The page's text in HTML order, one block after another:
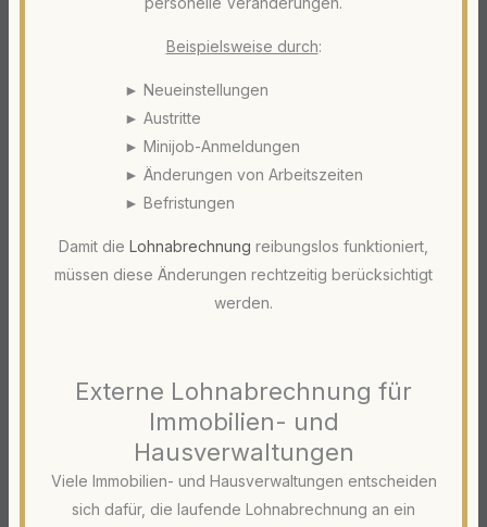
Beispielsweise durch:
► Neueinstellungen
► Austritte
► Minijob-Anmeldungen
► Änderungen von Arbeitszeiten
► Befristungen
Damit die Lohnabrechnung reibungslos funktioniert,
müssen diese Änderungen rechtzeitig berücksichtigt
werden.
Externe Lohnabrechnung für
Immobilien- und
Hausverwaltungen
Viele Immobilien- und Hausverwaltungen entscheiden
sich dafür, die laufende Lohnabrechnung an ein